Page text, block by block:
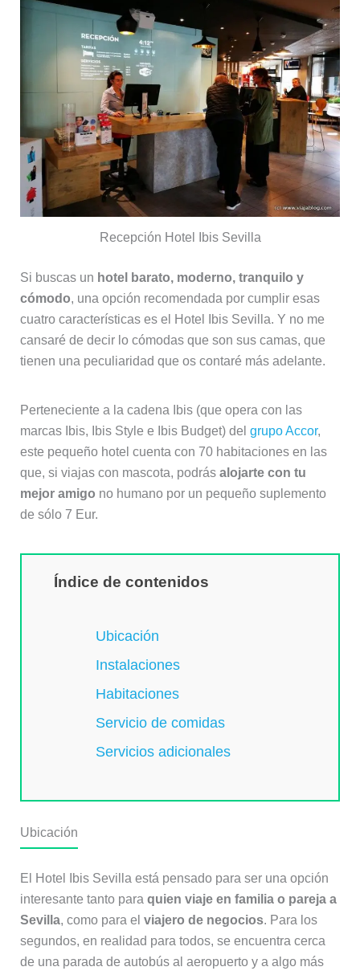
Recepción Hotel Ibis Sevilla
Si buscas un hotel barato, moderno, tranquilo y
cómodo, una opción recomendada por cumplir esas
cuatro características es el Hotel Ibis Sevilla. Y no me
cansaré de decir lo cómodas que son sus camas, que
tienen una peculiaridad que os contaré más adelante.
Perteneciente a la cadena Ibis (que opera con las
marcas Ibis, Ibis Style e Ibis Budget) del grupo Accor,
este pequeño hotel cuenta con 70 habitaciones en las
que, si viajas con mascota, podrás alojarte con tu
mejor amigo no humano por un pequeño suplemento
de sólo 7 Eur.
Índice de contenidos
Ubicación
Instalaciones
Habitaciones
Servicio de comidas
Servicios adicionales
Ubicación
El Hotel Ibis Sevilla está pensado para ser una opción
interesante tanto para quien viaje en familia o pareja a
Sevilla, como para el viajero de negocios. Para los
segundos, en realidad para todos, se encuentra cerca
de una parada de autobús al aeropuerto y a algo más